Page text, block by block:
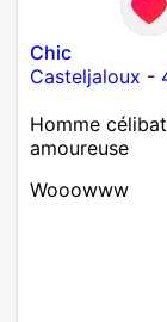
Chic
Casteljaloux -
Homme
amoureuse
Wooowww